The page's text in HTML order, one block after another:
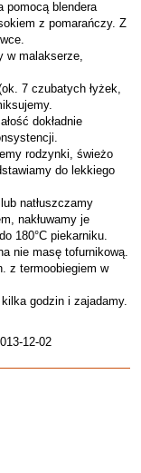
pomocą blendera
z pomarańczy. Z
w malakserze,
7 czubatych łyżek,
dokładnie
rodzynki, świeżo
do lekkiego
natłuszczamy
nakłuwamy je
180°C piekarniku.
nie masę tofurnikową.
z termoobiegiem w
godzin i zajadamy.
12-02